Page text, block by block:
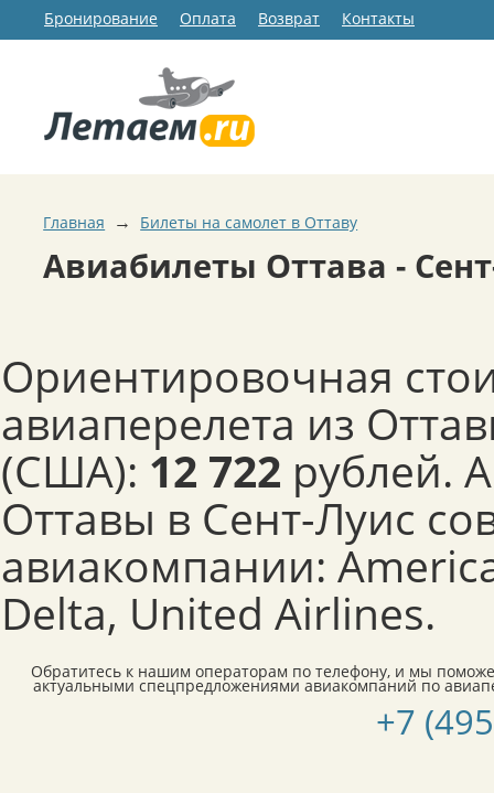
Бронирование Оплата Возврат Контакты
Главная → Билеты на самолет в Оттаву
Авиабилеты Оттава -
Ориентировочная
авиаперелета из
(США): 12 722 рублей.
Оттавы в Сент-Луис
авиакомпании:
Delta, United Airlines.
Обратитесь к нашим операторам по телефону, и мы
актуальными спецпредложениями авиакомпаний по
+7